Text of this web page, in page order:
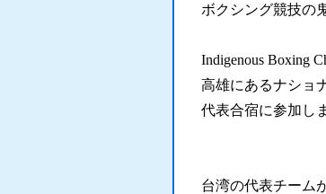
ボクシング競技の
Indigenous Boxing
高雄にあるナショ
代表合宿に参加し
台湾の代表チーム